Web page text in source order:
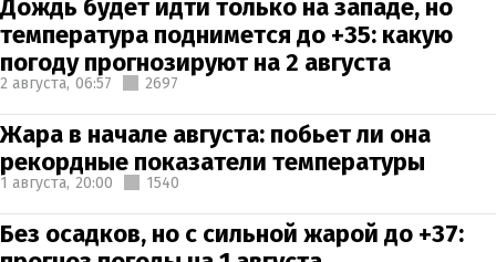
Дождь будет идти только на западе, но
температура поднимется до +35: какую
погоду прогнозируют на 2 августа
2 августа, 06:57 2697
Жара в начале августа: побьет ли она
рекордные показатели температуры
1 августа, 20:00 1540
Без осадков, но с сильной жарой до +37: